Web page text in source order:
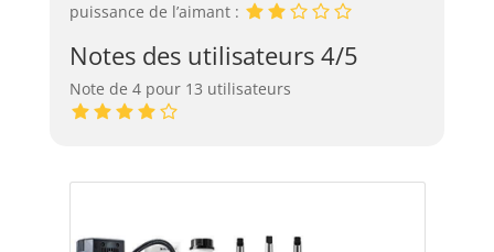
puissance de l’aimant :
Notes des utilisateurs 4/5
Note de 4 pour 13 utilisateurs